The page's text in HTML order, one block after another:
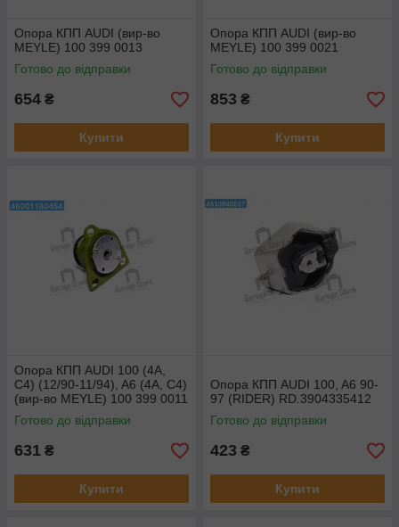
Опора КПП AUDI (вир-во
MEYLE) 100 399 0013
Готово до відправки
654 ₴
Купити
Опора КПП AUDI (вир-во
MEYLE) 100 399 0021
Готово до відправки
853 ₴
Купити
Опора КПП AUDI 100 (4A,
C4) (12/90-11/94), A6 (4A, C4)
(вир-во MEYLE) 100 399 0011
Готово до відправки
631 ₴
Купити
Опора КПП AUDI 100, A6 90-
97 (RIDER) RD.3904335412
Готово до відправки
423 ₴
Купити